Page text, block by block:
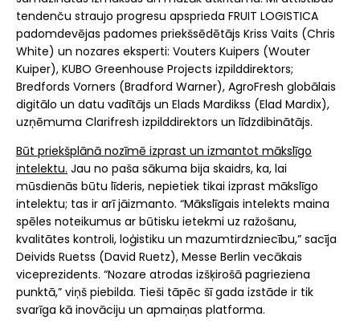
tendenču straujo progresu apsprieda FRUIT LOGISTICA
padomdevējas padomes priekšsēdētājs Kriss Vaits (Chris
White) un nozares eksperti: Vouters Kuipers (Wouter
Kuiper), KUBO Greenhouse Projects izpilddirektors;
Bredfords Vorners (Bradford Warner), AgroFresh globālais
digitālo un datu vadītājs un Elads Mardikss (Elad Mardix),
uzņēmuma Clarifresh izpilddirektors un līdzdibinātājs.
Būt priekšplānā nozīmē izprast un izmantot mākslīgo
intelektu. Jau no paša sākuma bija skaidrs, ka, lai
mūsdienās būtu līderis, nepietiek tikai izprast mākslīgo
intelektu; tas ir arī jāizmanto. “Mākslīgais intelekts maina
spēles noteikumus ar būtisku ietekmi uz ražošanu,
kvalitātes kontroli, loģistiku un mazumtirdzniecību,” sacīja
Deivids Ruetss (David Ruetz), Messe Berlin vecākais
viceprezidents. “Nozare atrodas izšķirošā pagrieziena
punktā,” viņš piebilda. Tieši tāpēc šī gada izstāde ir tik
svarīga kā inovāciju un apmaiņas platforma.